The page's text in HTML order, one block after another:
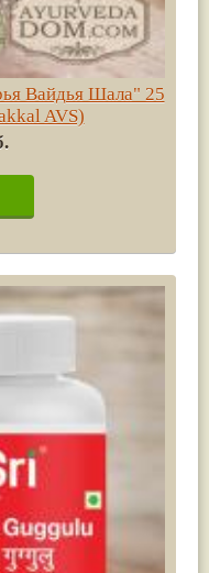
Вайдья Шала" 25
AVS)